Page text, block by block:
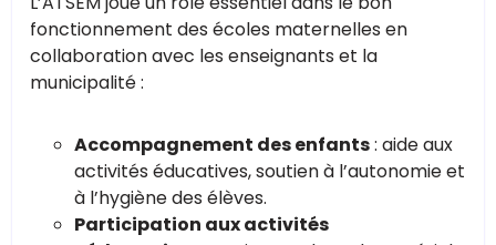
fonctionnement des écoles maternelles en
collaboration avec les enseignants et la
municipalité :
Accompagnement des enfants: aide aux
activités éducatives, soutien à l’autonomie et
à l’hygiène des élèves.
Participation aux activités